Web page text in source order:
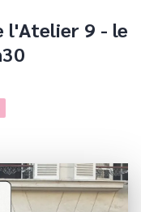
l'Atelier 9 - le